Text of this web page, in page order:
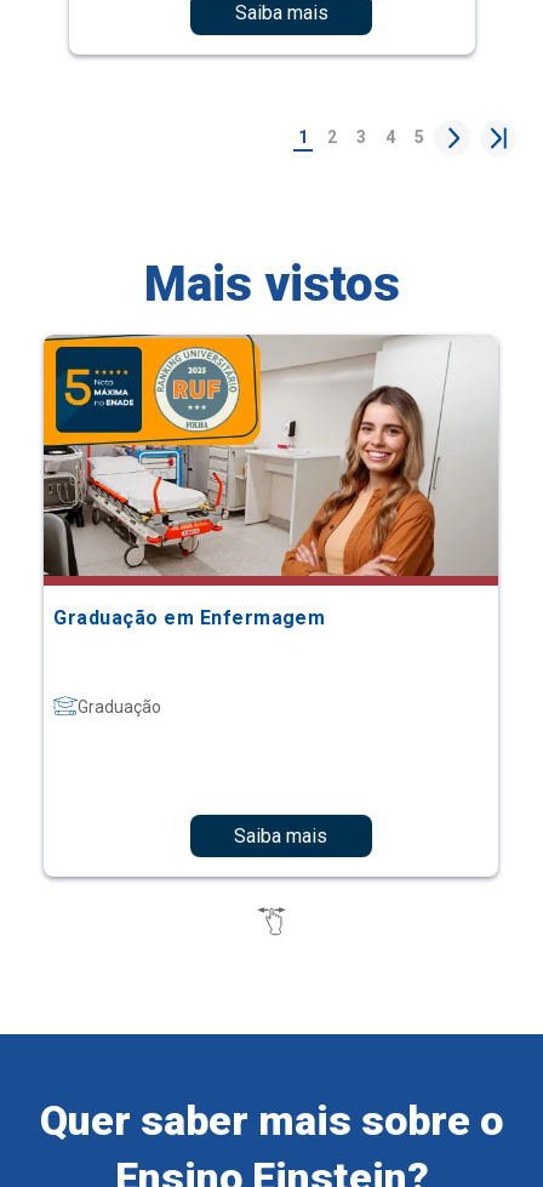
Saiba mais
1 2 3 4 5
Mais vistos
Graduação em Enfermagem
Graduação
Saiba mais
Quer saber mais sobre o